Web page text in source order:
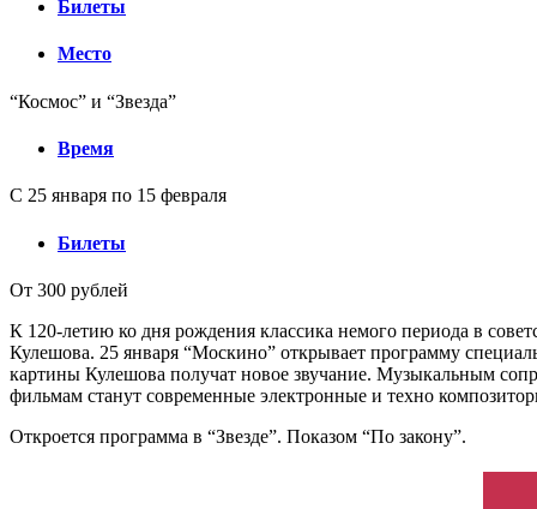
Билеты
Место
“Космос” и “Звезда”
Время
С 25 января по 15 февраля
Билеты
От 300 рублей
К 120-летию ко дня рождения классика немого периода в
Кулешова. 25 января “Москино” открывает программу
картины Кулешова получат новое звучание. Музыкальным
фильмам станут современные электронные и техно
Откроется программа в “Звезде”. Показом “По закону”.